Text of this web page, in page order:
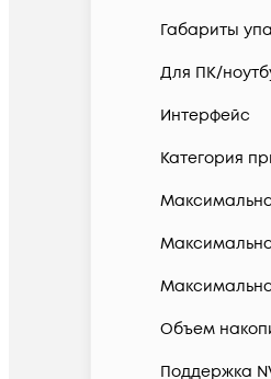
Габариты
Для ПК/
Интерфейс
Категория
Объем
Поддержка